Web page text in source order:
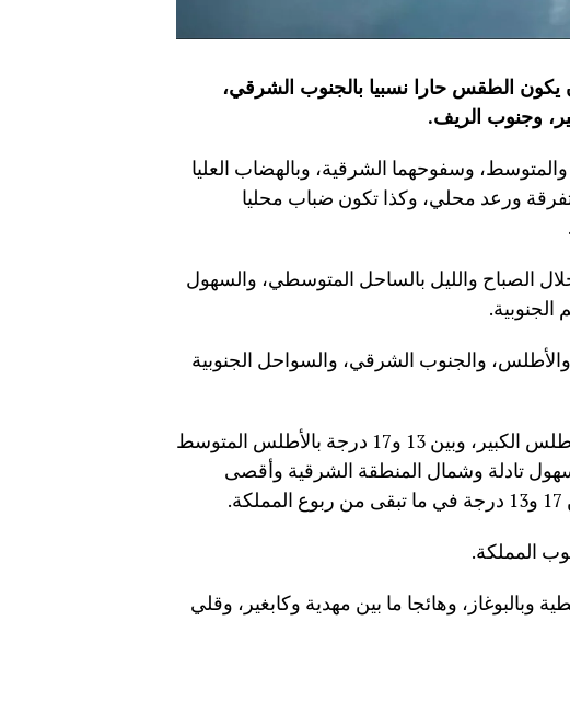
أن يكون الطقس حارا نسبيا بالجنوب الشرقي،
وجنوب الريف.
وسفوحهما الشرقية، وبالهضاب العليا
ورعد محلي، وكذا تكون ضباب محليا
الصباح والليل بالساحل المتوسطي، والسهول
والجنوب الشرقي، والسواحل الجنوبية
وستتراوح درجات الحرارة الدنيا ما بين 8 و13 درجة بالأطلس الكبير، وبين 13 و17 درجة بالأطلس المتوسط
العليا الشرقية، وبين 24 و29 درجة بسهول تادلة وشمال المنطقة الشرقية وأقصى
المملكة.
وبالبوغاز، وهائجا ما بين مهدية وكابغير، وقلي